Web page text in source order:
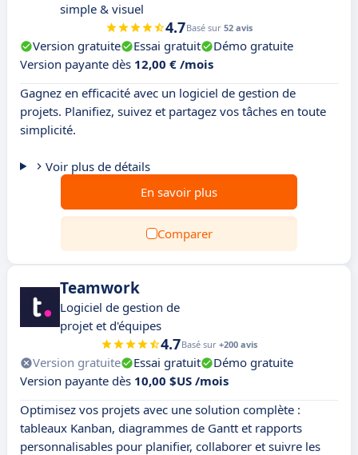
simple & visuel
4.7Basé sur 52 avis
Version gratuite Essai gratuit
Démo gratuite
Version payante dès 12,00 € /mois
Gagnez en efficacité avec un logiciel de gestion de
projets. Planifiez, suivez et partagez vos tâches en toute
simplicité.
Voir plus de détails
En savoir plus
Comparer
Teamwork
Logiciel de gestion de
projet et d'équipes
4.7Basé sur +200 avis
Version gratuite Essai gratuit
Démo gratuite
Version payante dès 10,00 $US /mois
Optimisez vos projets avec une solution complète :
tableaux Kanban, diagrammes de Gantt et rapports
personnalisables pour planifier, collaborer et suivre les